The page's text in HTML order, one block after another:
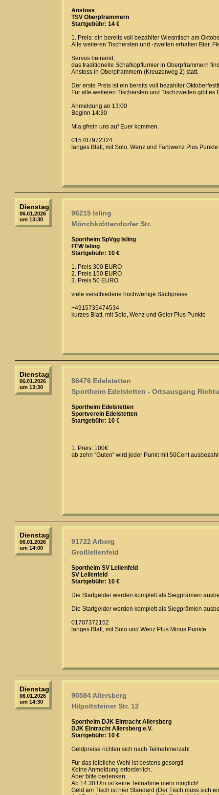
Anstoss
TSV Oberpframmern
Startgebühr: 14 €
1. Preis: ein bereits voll bezahlter Wiesntisch am
Alle weiteren Tischersten und -zweiten erhalten Bier,
Servus beinand,
das traditionelle Schafkopfturnier in Oberpframmern
Anstoss in Oberpframmern (Kreuzerweg 2) statt.
Der erste Preis ist ein bereits voll bezahlter
Für alle weiteren Tischersten und Tischzweiten gibt es
Anmeldung ab 13:00
Beginn 14:30
Mia gfrein uns auf Euer kommen.
015787972324
langes Blatt, mit Solo, Wenz und Farbwenz Plus Punkte
Dienstag
06.01.2026
um 13:30
96215 Isling
Mönchkröttendorfer Str.
Sportheim SpVgg Isling
FFW Isling
Startgebühr: 10 €
1. Preis 300 EURO
2. Preis 150 EURO
3. Preis 50 EURO
viele verschiedene hochwertige Sachpreise
+4915735474534
kurzes Blatt, mit Solo, Wenz und Geier Plus Punkte
Dienstag
06.01.2026
um 13:30
86476 Edelstetten
Sportheim Edelstetten - Ortsausgang
Sportheim Edelstetten
Sportverein Edelstetten
Startgebühr: 10 €
1. Preis: 100€
ab zehn "Guten" wird jeder Punkt mit 50Cent
Dienstag
06.01.2026
um 14:00
91722 Arberg
Großlellenfeld
Sportheim SV Lellenfeld
SV Lellenfeld
Startgebühr: 10 €
Die Startgelder werden komplett als Siegprämien
Die Startgelder werden komplett als Siegprämien
01707372152
langes Blatt, mit Solo und Wenz Plus Minus Punkte
Dienstag
06.01.2026
um 14:30
90584 Allersberg
Hilpoltsteiner Str. 12
Sportheim DJK Eintracht Allersberg
DJK Eintracht Allersberg e.V.
Startgebühr: 10 €
Geldpreise richten sich nach Teilnehmerzahl
Für das leibliche Wohl ist bestens gesorgt!
Keine Anmeldung erforderlich.
Aber bitte bedenken:
Ab 14:30 Uhr ist keine Teilnahme mehr möglich!
Geld am Tisch ist hier Standard (Der Tisch muss sich